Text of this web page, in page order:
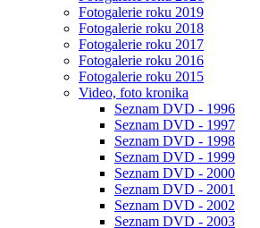
Fotogalerie roku 2019
Fotogalerie roku 2018
Fotogalerie roku 2017
Fotogalerie roku 2016
Fotogalerie roku 2015
Video, foto kronika
Seznam DVD - 1996
Seznam DVD - 1997
Seznam DVD - 1998
Seznam DVD - 1999
Seznam DVD - 2000
Seznam DVD - 2001
Seznam DVD - 2002
Seznam DVD - 2003